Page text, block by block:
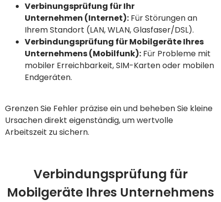
Verbinungsprüfung für Ihr
Unternehmen (Internet): Für Störungen an
Ihrem Standort (LAN, WLAN, Glasfaser/DSL).
Verbindungsprüfung für Mobilgeräte Ihres
Unternehmens (Mobilfunk): Für Probleme mit
mobiler Erreichbarkeit, SIM-Karten oder mobilen
Endgeräten.
Grenzen Sie Fehler präzise ein und beheben Sie kleine
Ursachen direkt eigenständig, um wertvolle
Arbeitszeit zu sichern.
Verbindungsprüfung für
Mobilgeräte Ihres Unternehmens